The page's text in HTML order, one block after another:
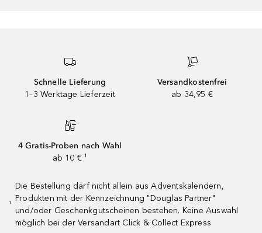
Schnelle Lieferung
1–3 Werktage Lieferzeit
Versandkostenfrei
ab 34,95 €
4 Gratis-Proben nach Wahl
ab 10 € ¹
¹
Die Bestellung darf nicht allein aus Adventskalendern,
Produkten mit der Kennzeichnung "Douglas Partner"
und/oder Geschenkgutscheinen bestehen. Keine Auswahl
möglich bei der Versandart Click & Collect Express